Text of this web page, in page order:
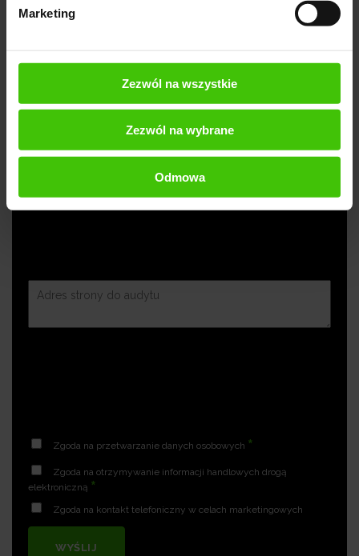
Marketing
Zezwól na wszystkie
Zezwól na wybrane
Odmowa
Zgoda na przetwarzanie danych osobowych *
Zgoda na otrzymywanie informacji handlowych drogą
elektroniczną *
Zgoda na kontakt telefoniczny w celach marketingowych
WYŚLIJ